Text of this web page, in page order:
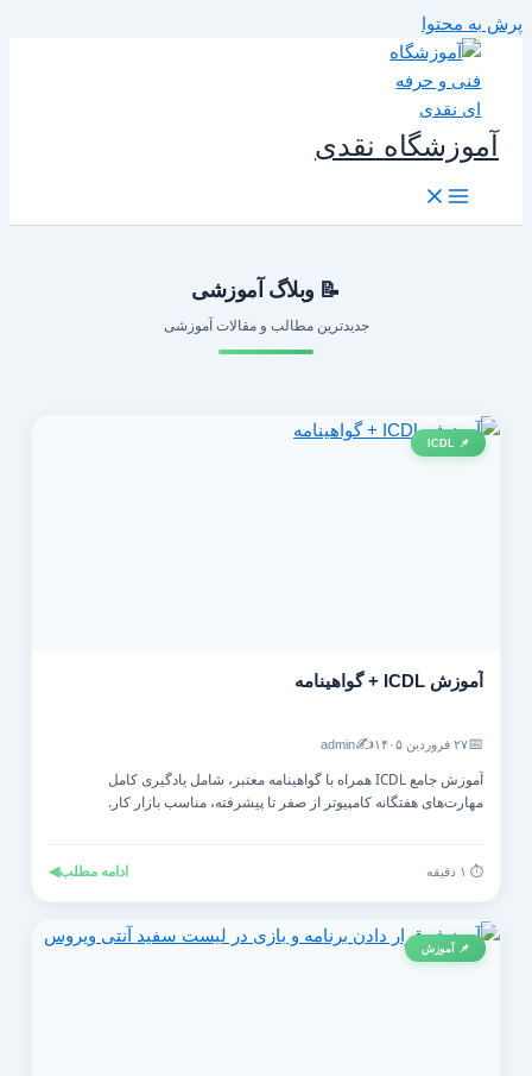
به محتوا
آموزشگاه نقدی
📝 وبلاگ آموزشی
جدیدترین مطالب و مقالات آموزشی
📌 ICDL
آموزش ICDL + گواهینامه
۲۷ فروردین ۱۴۰۵ ✍️
admin
آموزش جامع ICDL همراه با گواهینامه معتبر، شامل یادگیری کامل
مهارت‌های هفتگانه کامپیوتر از صفر تا پیشرفته، مناسب بازار کار.
ادامه مطلب◀
📌 آموزش